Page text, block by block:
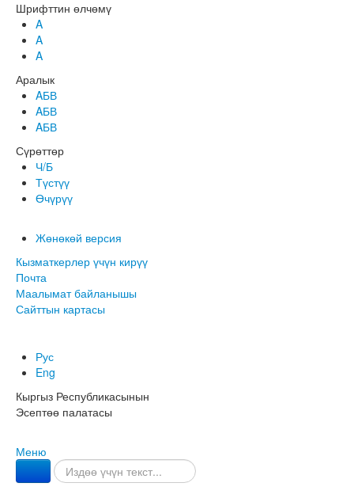
Шрифттин өлчөмү
A
A
A
Аралык
AБВ
AБВ
AБВ
Сүрөттөр
Ч/Б
Түстүү
Өчүрүү
Жөнөкөй версия
Кызматкерлер үчүн кирүү
Почта
Маалымат байланышы
Сайттын картасы
Рус
Eng
Кыргыз Республикасынын
Эсептөө палатасы
Меню